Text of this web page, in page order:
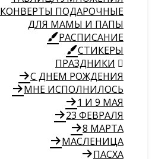
КОНВЕРТЫ ПОДАРОЧНЫЕ
ДЛЯ МАМЫ И ПАПЫ
РАСПИСАНИЕ
СТИКЕРЫ
ПРАЗДНИКИ
С ДНЕМ РОЖДЕНИЯ
МНЕ ИСПОЛНИЛОСЬ
1 И 9 МАЯ
23 ФЕВРАЛЯ
8 МАРТА
МАСЛЕНИЦА
ПАСХА